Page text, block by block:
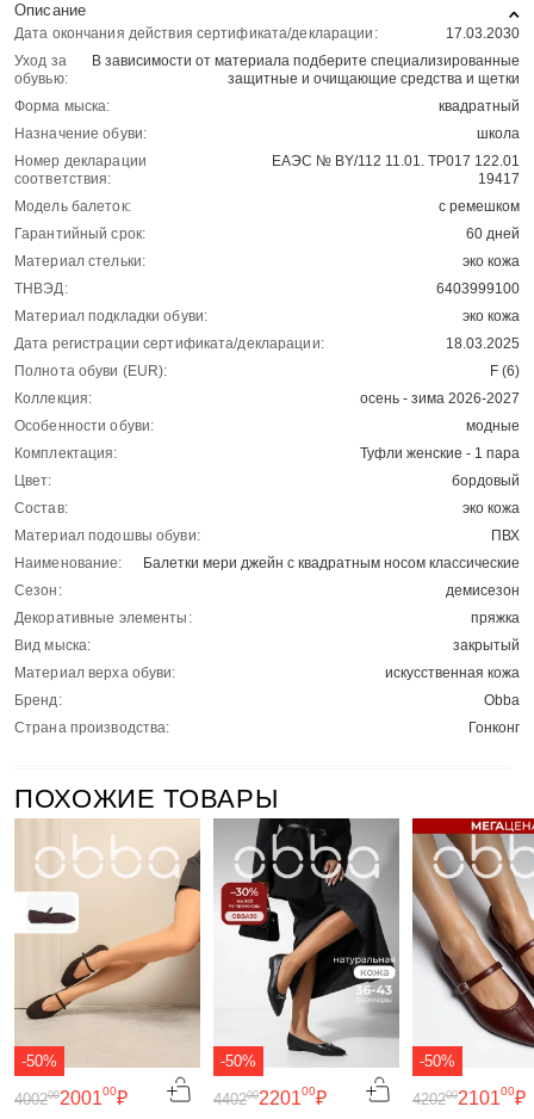
Описание
Дата окончания действия сертификата/декларации:
17.03.2030
Уход за
обувью:
В зависимости от материала подберите специализированные
защитные и очищающие средства и щетки
Форма мыска:
квадратный
Назначение обуви:
школа
Номер декларации
соответствия:
ЕАЭС № BY/112 11.01. ТР017 122.01
19417
Модель балеток:
c ремешком
Гарантийный срок:
60 дней
Материал стельки:
эко кожа
ТНВЭД:
6403999100
Материал подкладки обуви:
эко кожа
Дата регистрации сертификата/декларации:
18.03.2025
Полнота обуви (EUR):
F (6)
Коллекция:
осень - зима 2026-2027
Особенности обуви:
модные
Комплектация:
Туфли женские - 1 пара
Цвет:
бордовый
Состав:
эко кожа
Материал подошвы обуви:
ПВХ
Наименование:
Балетки мери джейн с квадратным носом классические
Сезон:
демисезон
Декоративные элементы:
пряжка
Вид мыска:
закрытый
Материал верха обуви:
искусственная кожа
Бренд:
Obba
Страна производства:
Гонконг
ПОХОЖИЕ ТОВАРЫ
-50%
200100₽
400200
-50%
220100₽
440200
-50%
210100₽
420200